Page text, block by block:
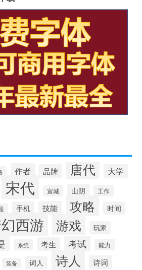
作者 品牌 唐代 大学
宋代 宣城 山阴 工作
手机 技能 攻略
时间
西游 游戏 玩家
系统 考生 考试 能力
装备 词人 诗人 诗词